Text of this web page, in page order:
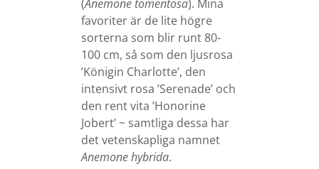
(Anemone tomentosa). Mina
favoriter är de lite högre
sorterna som blir runt 80-
100 cm, så som den ljusrosa
’Königin Charlotte’, den
intensivt rosa ’Serenade’ och
den rent vita ’Honorine
Jobert’ ~ samtliga dessa har
det vetenskapliga namnet
Anemone hybrida.